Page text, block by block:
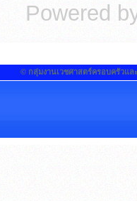
Powered
© กลุ่มงานเวชศาสตร์ครอบครัวแล